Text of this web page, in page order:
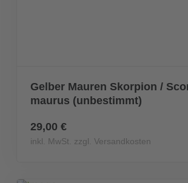
Gelber Mauren Skorpion /
maurus (unbestimmt)
29,00 €
inkl. MwSt. zzgl. Versandkosten